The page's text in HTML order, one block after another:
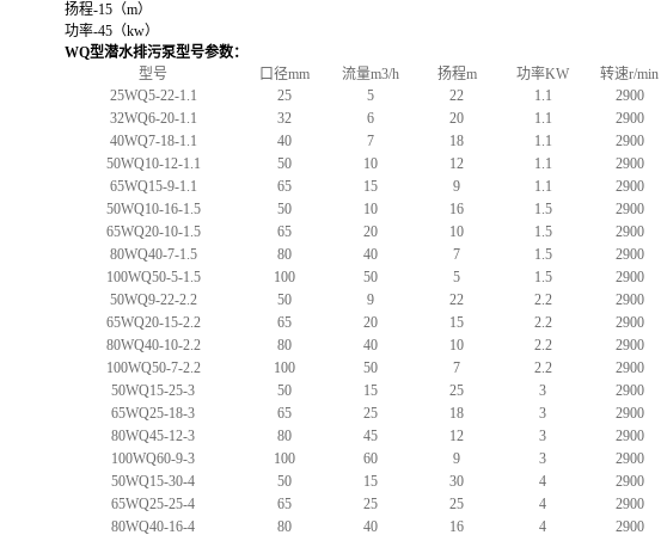
扬程-15 （m）
功率-45 （kw）
WQ型潜水排污泵型号参数：
型号
口径mm 流量m3/h 扬程m 功率KW
转速r/min
25WQ5-22-1.1
25 5 22 1.1
2900
32WQ6-20-1.1
32 6 20 1.1
2900
40WQ7-18-1.1
40 7 18 1.1
2900
50WQ10-12-1.1
50 10 12 1.1
2900
65WQ15-9-1.1
65 15 9 1.1
2900
50WQ10-16-1.5
50 10 16 1.5
2900
65WQ20-10-1.5
65 20 10 1.5
2900
80WQ40-7-1.5
80 40 7 1.5
2900
100WQ50-5-1.5
100 50 5 1.5
2900
50WQ9-22-2.2
50 9 22 2.2
2900
65WQ20-15-2.2
65 20 15 2.2
2900
80WQ40-10-2.2
80 40 10 2.2
2900
100WQ50-7-2.2
100 50 7 2.2
2900
50WQ15-25-3
50 15 25 3
2900
65WQ25-18-3
65 25 18 3
2900
80WQ45-12-3
80 45 12 3
2900
100WQ60-9-3
100 60 9 3
2900
50WQ15-30-4
50 15 30 4
2900
65WQ25-25-4
65 25 25 4
2900
80WQ40-16-4
80 40 16 4
2900